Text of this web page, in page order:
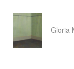
Saltar
contenido
Gloria